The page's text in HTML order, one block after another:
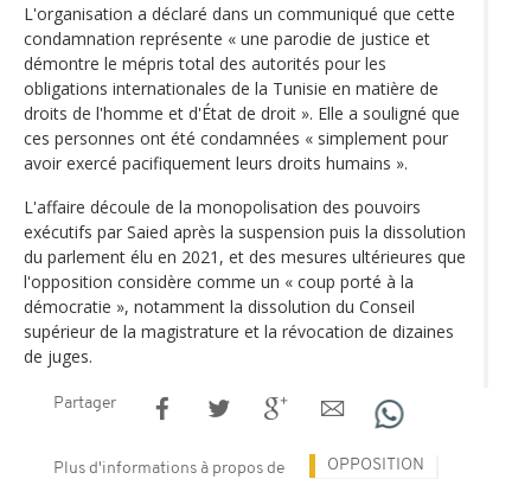
L'organisation a déclaré dans un communiqué que cette
condamnation représente « une parodie de justice et
démontre le mépris total des autorités pour les
obligations internationales de la Tunisie en matière de
droits de l'homme et d'État de droit ». Elle a souligné que
ces personnes ont été condamnées « simplement pour
avoir exercé pacifiquement leurs droits humains ».
L'affaire découle de la monopolisation des pouvoirs
exécutifs par Saied après la suspension puis la dissolution
du parlement élu en 2021, et des mesures ultérieures que
l'opposition considère comme un « coup porté à la
démocratie », notamment la dissolution du Conseil
supérieur de la magistrature et la révocation de dizaines
de juges.
Partager
Plus d'informations à propos de OPPOSITION